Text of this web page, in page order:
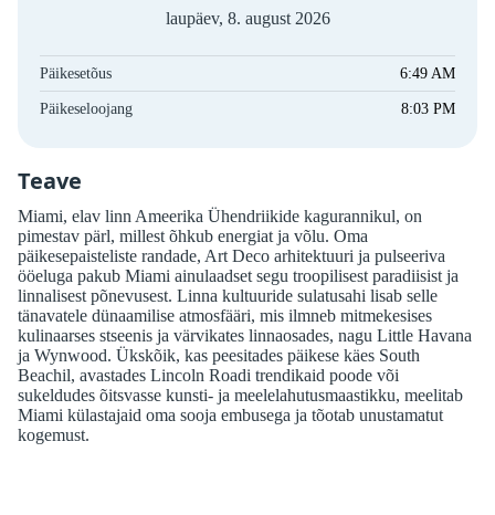
laupäev, 8. august 2026
Päikesetõus 6:49 AM
Päikeseloojang 8:03 PM
Teave
Miami, elav linn Ameerika Ühendriikide kagurannikul, on
pimestav pärl, millest õhkub energiat ja võlu. Oma
päikesepaisteliste randade, Art Deco arhitektuuri ja pulseeriva
ööeluga pakub Miami ainulaadset segu troopilisest paradiisist ja
linnalisest põnevusest. Linna kultuuride sulatusahi lisab selle
tänavatele dünaamilise atmosfääri, mis ilmneb mitmekesises
kulinaarses stseenis ja värvikates linnaosades, nagu Little Havana
ja Wynwood. Ükskõik, kas peesitades päikese käes South
Beachil, avastades Lincoln Roadi trendikaid poode või
sukeldudes õitsvasse kunsti- ja meelelahutusmaastikku, meelitab
Miami külastajaid oma sooja embusega ja tõotab unustamatut
kogemust.